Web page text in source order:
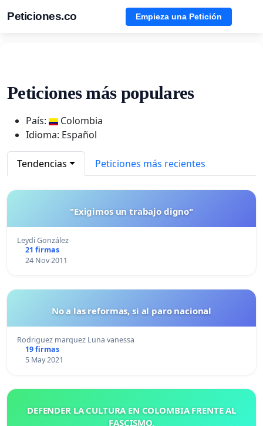
Peticiones.co Empieza una Petición
Peticiones más populares
País:
Colombia
Idioma: Español
Tendencias Peticiones más recientes
"Exigimos un trabajo digno"
Leydi González
21 firmas
24 Nov 2011
No a las reformas, si al paro nacional
Rodriguez marquez Luna vanessa
19 firmas
5 May 2021
DEFENDER LA CULTURA EN COLOMBIA FRENTE AL
FASCISMO.